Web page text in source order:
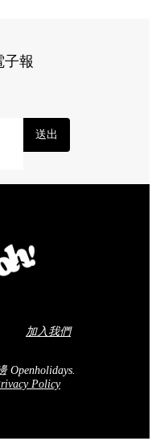
子報
送出
加入我們
Openholidays.
Policy